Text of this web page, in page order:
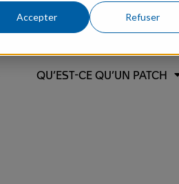
Accepter Refuser
QU’EST-CE QU’UN PATCH